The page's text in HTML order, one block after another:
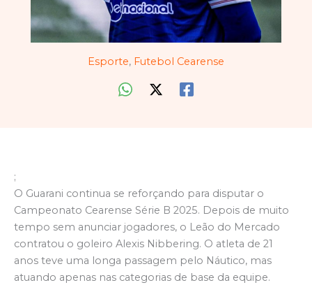
Esporte, Futebol Cearense
;
O Guarani continua se reforçando para disputar o
Campeonato Cearense Série B 2025. Depois de muito
tempo sem anunciar jogadores, o Leão do Mercado
contratou o goleiro Alexis Nibbering. O atleta de 21
anos teve uma longa passagem pelo Náutico, mas
atuando apenas nas categorias de base da equipe.